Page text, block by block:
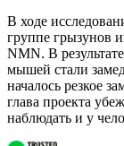
В ходе
группе грызунов
NMN. В
мышей стали
началось резкое
глава проекта
наблюдать и у